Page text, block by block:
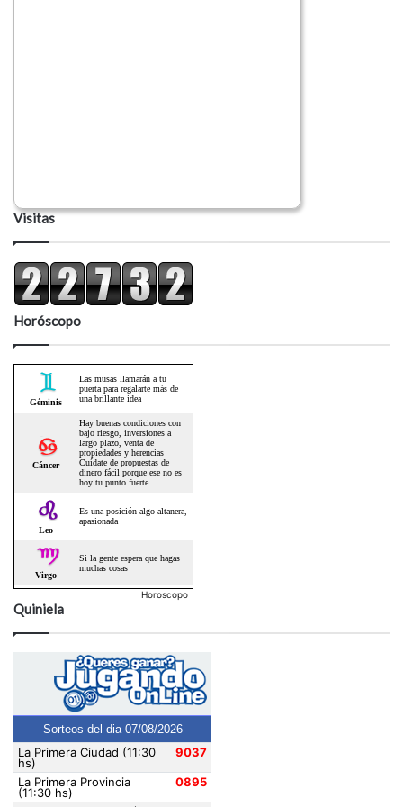
Visitas
Horóscopo
Horoscopo
Quiniela